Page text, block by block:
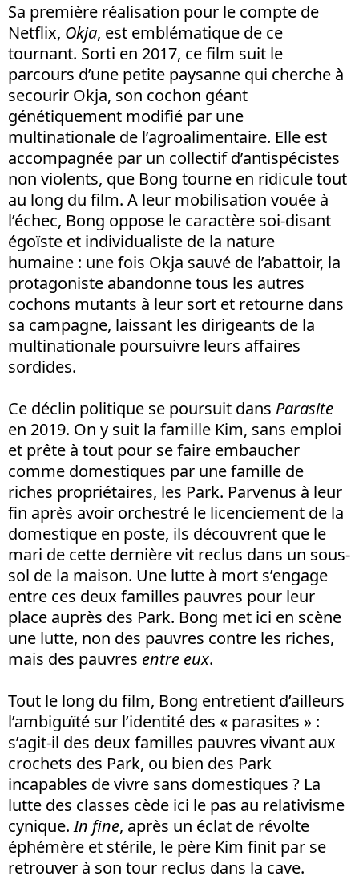
Sa première réalisation pour le compte de
Netflix, Okja, est emblématique de ce
tournant. Sorti en 2017, ce film suit le
parcours d’une petite paysanne qui cherche à
secourir Okja, son cochon géant
génétiquement modifié par une
multinationale de l’agroalimentaire. Elle est
accompagnée par un collectif d’antispécistes
non violents, que Bong tourne en ridicule tout
au long du film. A leur mobilisation vouée à
l’échec, Bong oppose le caractère soi-disant
égoïste et individualiste de la nature
humaine : une fois Okja sauvé de l’abattoir, la
protagoniste abandonne tous les autres
cochons mutants à leur sort et retourne dans
sa campagne, laissant les dirigeants de la
multinationale poursuivre leurs affaires
sordides.
Ce déclin politique se poursuit dans Parasite
en 2019. On y suit la famille Kim, sans emploi
et prête à tout pour se faire embaucher
comme domestiques par une famille de
riches propriétaires, les Park. Parvenus à leur
fin après avoir orchestré le licenciement de la
domestique en poste, ils découvrent que le
mari de cette dernière vit reclus dans un sous-
sol de la maison. Une lutte à mort s’engage
entre ces deux familles pauvres pour leur
place auprès des Park. Bong met ici en scène
une lutte, non des pauvres contre les riches,
mais des pauvres entre eux.
Tout le long du film, Bong entretient d’ailleurs
l’ambiguïté sur l’identité des « parasites » :
s’agit-il des deux familles pauvres vivant aux
crochets des Park, ou bien des Park
incapables de vivre sans domestiques ? La
lutte des classes cède ici le pas au relativisme
cynique.In fine, après un éclat de révolte
éphémère et stérile, le père Kim finit par se
retrouver à son tour reclus dans la cave.